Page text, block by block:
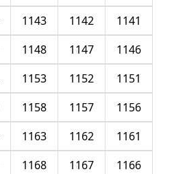
1141
1142
1143
1146
1147
1148
1151
1152
1153
1156
1157
1158
1161
1162
1163
1166
1167
1168